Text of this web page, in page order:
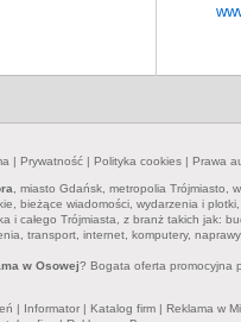
| Prywatność | Polityka cookies | Prawa
, miasto Gdańsk, metropolia Trójmiasto,
bieżące wiadomości, wydarzenia i
i całego Trójmiasta, z branż takich jak:
transport, internet, komputery,
w Osowej? Bogata oferta promocyjna
| Informator | Katalog firm | Reklama w